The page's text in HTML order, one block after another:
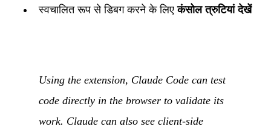
स्वचालित रूप से डिबग करने के लिएकंसोल त्रुटियां देखें
Using the extension, Claude Code can test
code directly in the browser to validate its
work. Claude can also see client-side